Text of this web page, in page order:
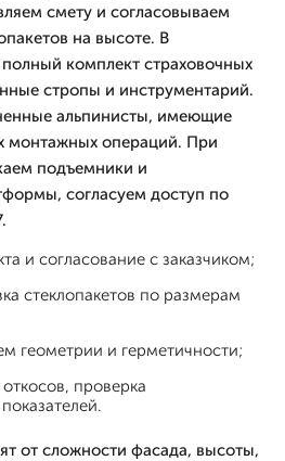
смету и согласовываем
на высоте. В
комплект страховочных
стропы и инструментарий.
альпинисты, имеющие
монтажных операций. При
подъемники и
согласуем доступ по
и согласование с заказчиком;
стеклопакетов по размерам
геометрии и герметичности;
проверка
от сложности фасада, высоты,